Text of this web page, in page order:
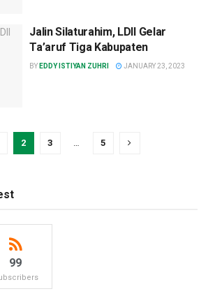
Jalin Silaturahim, LDII Gelar
Ta’aruf Tiga Kabupaten
BY EDDY ISTIYAN ZUHRI JANUARY 23, 2023
2 3 … 5
99